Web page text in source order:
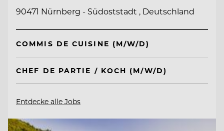
90471 Nürnberg - Südoststadt , Deutschland
COMMIS DE CUISINE (M/W/D)
CHEF DE PARTIE / KOCH (M/W/D)
Entdecke alle Jobs